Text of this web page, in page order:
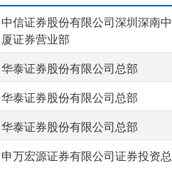
中信证券股份有限公司深圳深南
厦证券营业部
华泰证券股份有限公司总部
华泰证券股份有限公司总部
华泰证券股份有限公司总部
申万宏源证券有限公司证券投资